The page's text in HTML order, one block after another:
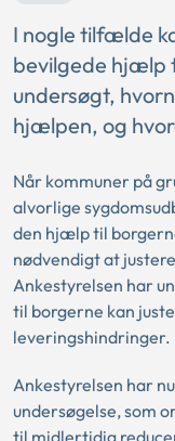
I nogle tilfælde
bevilgede hjælp
undersøgt,
hjælpen, og
Når kommuner på
alvorlige
den hjælp til
nødvendigt at
Ankestyrelsen har
til borgerne kan
leveringshindringer.
Ankestyrelsen har
undersøgelse, som
til midlertidig